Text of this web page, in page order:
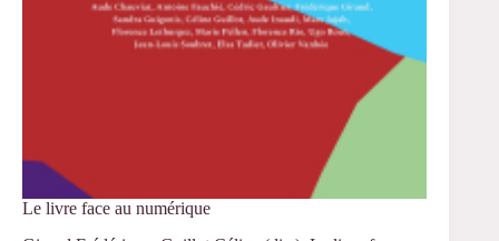
Le livre face au numérique